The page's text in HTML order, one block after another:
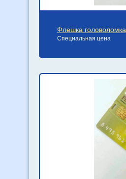
Флешка головоломка
Специальная цена